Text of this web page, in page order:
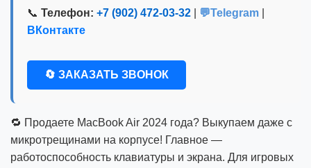
📞 Телефон: +7 (902) 472-03-32 💬Telegram
ВКонтакте
🔄 ЗАКАЗАТЬ ЗВОНОК
🔁 Продаете MacBook Air 2024 года? Выкупаем даже с
микротрещинами на корпусе! Главное —
работоспособность клавиатуры и экрана. Для игровых